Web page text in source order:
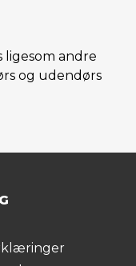
andre
og udendørs